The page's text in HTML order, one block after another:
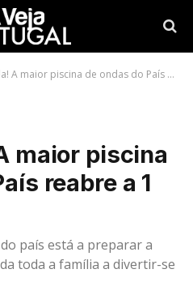
piscina de ondas do País reabre a 1 de junho
maior piscina
reabre a 1
país está a preparar a
toda a família a divertir-se